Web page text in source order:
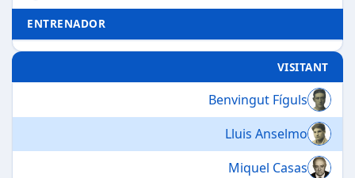
ENTRENADOR
VISITANT
Benvingut Fíguls
Lluis Anselmo
Miquel Casas